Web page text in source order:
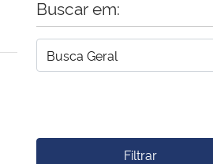
Buscar em:
Filtrar